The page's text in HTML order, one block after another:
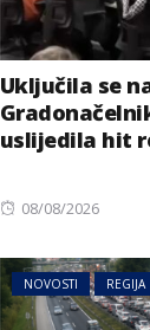
Uključila se
uslijedila hit
Posted
08/08/2026
NOVOSTI REGIJA